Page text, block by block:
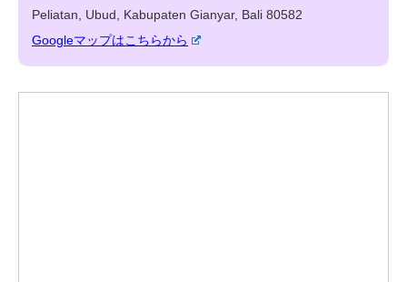
Peliatan, Ubud, Kabupaten Gianyar, Bali 80582
Googleマップはこちらから